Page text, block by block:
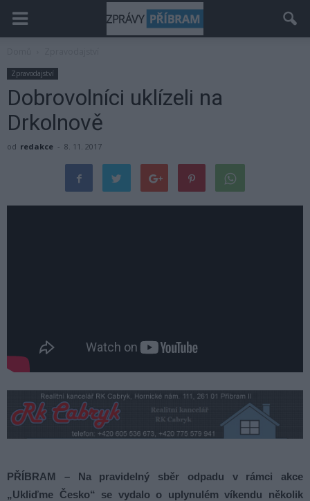
Zpravodajství
Dobrovolníci uklízeli na
Drkolnově
od redakce - 8. 11. 2017
PŘÍBRAM – Na pravidelný sběr odpadu v rámci akce
„Ukliďme Česko“ se vydalo o uplynulém víkendu několik